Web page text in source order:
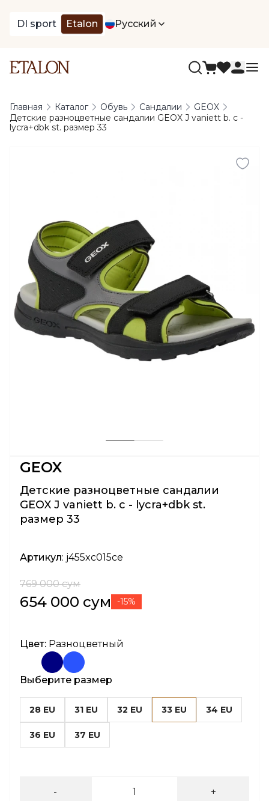
DI sport Etalon Русский
Главная Каталог Обувь Сандалии
GEOX
Детские разноцветные сандалии GEOX J vaniett b. c -
lycra+dbk st. размер 33
GEOX
Детские разноцветные сандалии
GEOX J vaniett b. c - lycra+dbk st.
размер 33
Артикул: j455xc015ce
769 000 сум
654 000 сум -15%
Цвет: Разноцветный
Выберите размер
28 EU 31 EU 32 EU 33 EU 34 EU
36 EU 37 EU
- +